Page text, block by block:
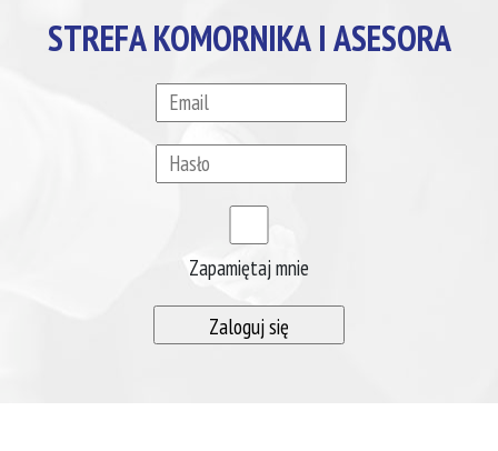
STREFA KOMORNIKA I ASESORA
Zapamiętaj mnie